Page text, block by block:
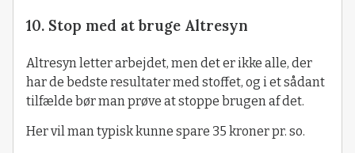
10. Stop med at bruge Altresyn
Altresyn letter arbejdet, men det er ikke alle, der
har de bedste resultater med stoffet, og i et sådant
tilfælde bør man prøve at stoppe brugen af det.
Her vil man typisk kunne spare 35 kroner pr. so.